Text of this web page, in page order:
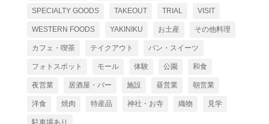
SPECIALTY GOODS TAKEOUT TRIAL VISIT
WESTERN FOODS YAKINIKU お土産 その他料理
カフェ・喫茶 テイクアウト パン・スイーツ
フォトスポット モール 体験 公園 和食
夜営業 居酒屋・バー 施設 昼営業 朝営業
洋食 焼肉 特産品 神社・お寺 織物 見学
駐車場あり